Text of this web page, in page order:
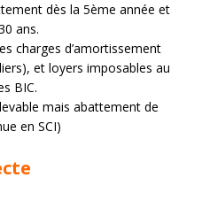
dès la 5ème année et
ans.
charges d’amortissement
et loyers imposables au
BIC.
mais abattement de
en SCI)